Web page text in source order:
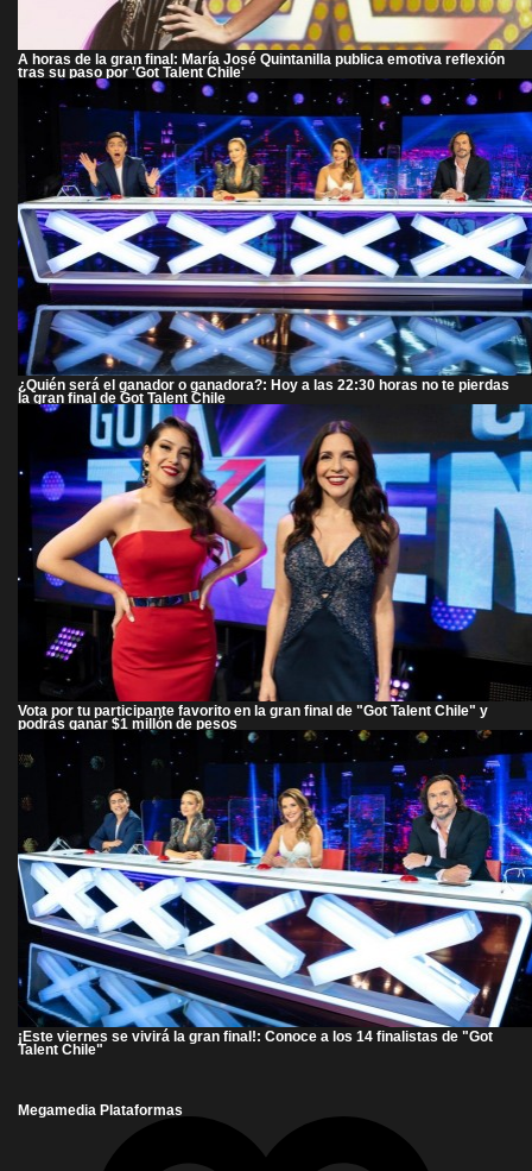
A horas de la gran final: María José Quintanilla publica emotiva reflexión
tras su paso por 'Got Talent Chile'
¿Quién será el ganador o ganadora?: Hoy a las 22:30 horas no te pierdas
la gran final de Got Talent Chile
Vota por tu participante favorito en la gran final de "Got Talent Chile" y
podrás ganar $1 millón de pesos
¡Este viernes se vivirá la gran final!: Conoce a los 14 finalistas de "Got
Talent Chile"
Megamedia Plataformas